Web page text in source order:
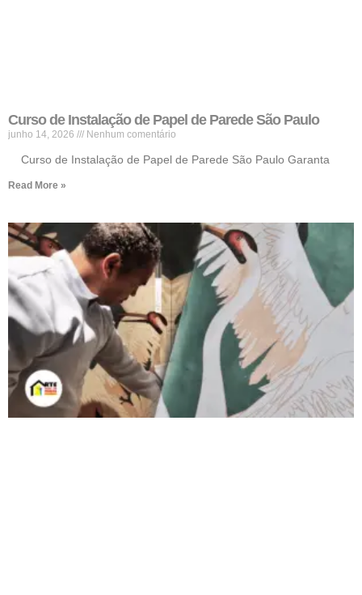
Curso de Instalação de Papel de Parede São Paulo
junho 14, 2026 Nenhum comentário
Curso de Instalação de Papel de Parede São Paulo Garanta
Read More »